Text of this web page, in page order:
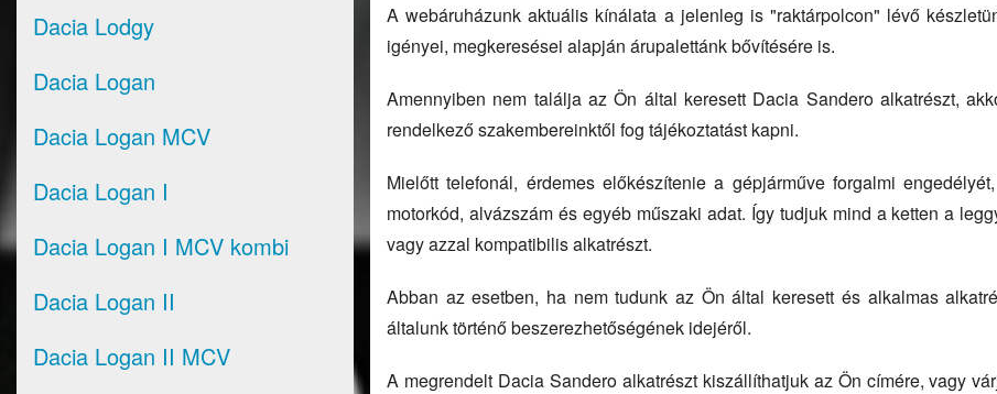
A webáruházunk aktuális kínálata a jelenleg is "raktárpolcon" lévő
igényei, megkeresései alapján árupalettánk bővítésére is.
Amennyiben nem találja az Ön által keresett Dacia Sandero alkatrészt,
rendelkező szakembereinktől fog tájékoztatást kapni.
Mielőtt telefonál, érdemes előkészítenie a gépjárműve forgalmi
motorkód, alvázszám és egyéb műszaki adat. Így tudjuk mind a ketten a
vagy azzal kompatibilis alkatrészt.
Abban az esetben, ha nem tudunk az Ön által keresett és alkalmas
általunk történő beszerezhetőségének idejéről.
A megrendelt Dacia Sandero alkatrészt kiszállíthatjuk az Ön címére, vagy
Dacia Lodgy
Dacia Logan
Dacia Logan MCV
Dacia Logan I
Dacia Logan I MCV kombi
Dacia Logan II
Dacia Logan II MCV